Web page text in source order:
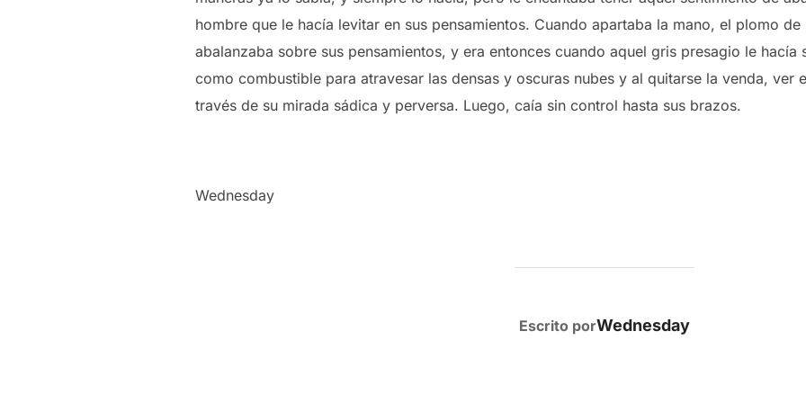
hombre que le hacía levitar en sus pensamientos. Cuando apartaba la mano, el plomo
abalanzaba sobre sus pensamientos, y era entonces cuando aquel gris presagio le
como combustible para atravesar las densas y oscuras nubes y al quitarse la venda, ver
través de su mirada sádica y perversa. Luego, caía sin control hasta sus brazos.
Wednesday
AUTOR DE LA PUBLICACIÓN
Escrito porWednesday